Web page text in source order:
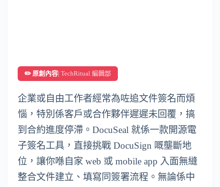
✏️ 原創內容| TechRitual 編輯部
企業或自由工作者經常為咗追文件簽名而煩
惱，特別係客戶或合作夥伴遲遲未回覆，搞
到合約進度停滯。DocuSeal 就係一款開源電
子簽名工具，直接挑戰 DocuSign 嘅壟斷地
位，讓你喺自家 web 或 mobile app 入面無縫
整合文件建立、填寫同簽署流程。無論係中